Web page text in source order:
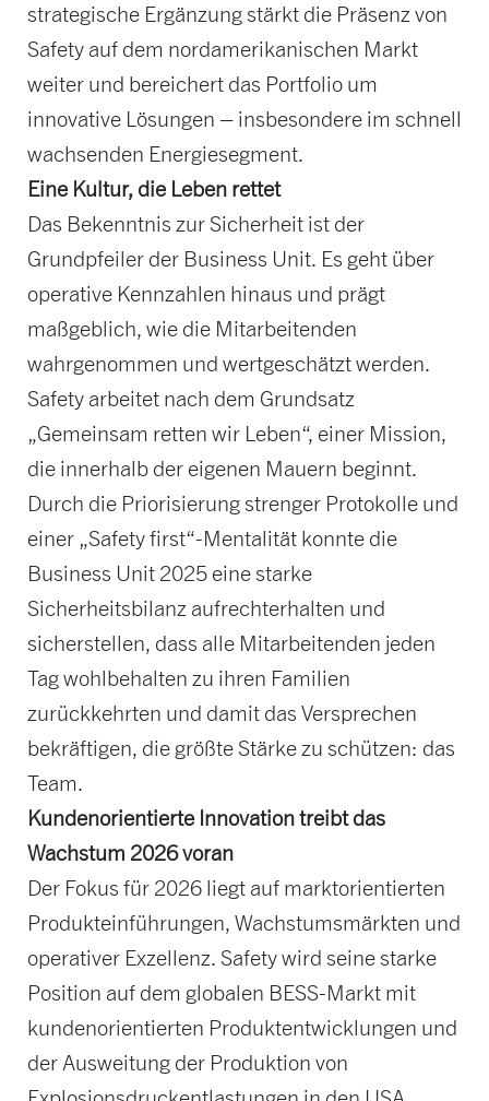
strategische Ergänzung stärkt die Präsenz von
Safety auf dem nordamerikanischen Markt
weiter und bereichert das Portfolio um
innovative Lösungen – insbesondere im schnell
wachsenden Energiesegment.
Eine Kultur, die Leben rettet
Das Bekenntnis zur Sicherheit ist der
Grundpfeiler der Business Unit. Es geht über
operative Kennzahlen hinaus und prägt
maßgeblich, wie die Mitarbeitenden
wahrgenommen und wertgeschätzt werden.
Safety arbeitet nach dem Grundsatz
„Gemeinsam retten wir Leben“, einer Mission,
die innerhalb der eigenen Mauern beginnt.
Durch die Priorisierung strenger Protokolle und
einer „Safety first“-Mentalität konnte die
Business Unit 2025 eine starke
Sicherheitsbilanz aufrechterhalten und
sicherstellen, dass alle Mitarbeitenden jeden
Tag wohlbehalten zu ihren Familien
zurückkehrten und damit das Versprechen
bekräftigen, die größte Stärke zu schützen: das
Team.
Kundenorientierte Innovation treibt das
Wachstum 2026 voran
Der Fokus für 2026 liegt auf marktorientierten
Produkteinführungen, Wachstumsmärkten und
operativer Exzellenz. Safety wird seine starke
Position auf dem globalen BESS-Markt mit
kundenorientierten Produktentwicklungen und
der Ausweitung der Produktion von